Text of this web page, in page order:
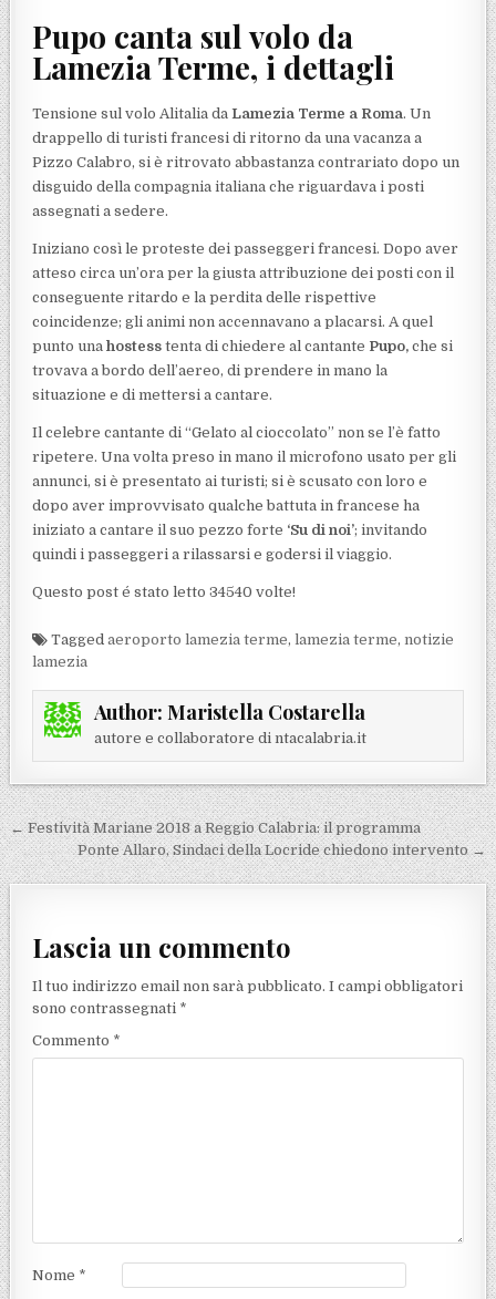
Pupo canta sul volo da
Lamezia Terme, i dettagli
Tensione sul volo Alitalia da Lamezia Terme a Roma. Un
drappello di turisti francesi di ritorno da una vacanza a
Pizzo Calabro, si è ritrovato abbastanza contrariato dopo un
disguido della compagnia italiana che riguardava i posti
assegnati a sedere.
Iniziano così le proteste dei passeggeri francesi. Dopo aver
atteso circa un’ora per la giusta attribuzione dei posti con il
conseguente ritardo e la perdita delle rispettive
coincidenze; gli animi non accennavano a placarsi. A quel
punto unahostess tenta di chiedere al cantante Pupo, che si
trovava a bordo dell’aereo, di prendere in mano la
situazione e di mettersi a cantare.
Il celebre cantante di “Gelato al cioccolato” non se l’è fatto
ripetere. Una volta preso in mano il microfono usato per gli
annunci, si è presentato ai turisti; si è scusato con loro e
dopo aver improvvisato qualche battuta in francese ha
iniziato a cantare il suo pezzo forte ‘Su di noi’; invitando
quindi i passeggeri a rilassarsi e godersi il viaggio.
Questo post é stato letto 34540 volte!
Taggedaeroporto lamezia terme,lamezia terme,notizie
lamezia
Author: Maristella Costarella
autore e collaboratore di ntacalabria.it
Navigazione articoli
← Festività Mariane 2018 a Reggio Calabria: il programma
Ponte Allaro, Sindaci della Locride chiedono intervento →
Lascia un commento
Il tuo indirizzo email non sarà pubblicato. I campi obbligatori
sono contrassegnati *
Commento *
Nome *